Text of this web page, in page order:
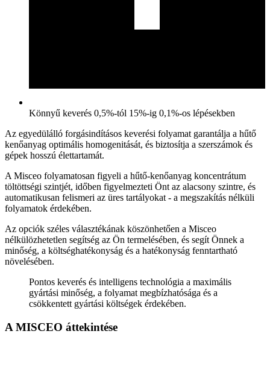
Könnyű keverés 0,5%-tól 15%-ig 0,1%-os lépésekben
Az egyedülálló forgásindításos keverési folyamat garantálja a hűtő
kenőanyag optimális homogenitását, és biztosítja a szerszámok és
gépek hosszú élettartamát.
A Misceo folyamatosan figyeli a hűtő-kenőanyag koncentrátum
töltöttségi szintjét, időben figyelmezteti Önt az alacsony szintre, és
automatikusan felismeri az üres tartályokat - a megszakítás nélküli
folyamatok érdekében.
Az opciók széles választékának köszönhetően a Misceo
nélkülözhetetlen segítség az Ön termelésében, és segít Önnek a
minőség, a költséghatékonyság és a hatékonyság fenntartható
növelésében.
Pontos keverés és intelligens technológia a maximális
gyártási minőség, a folyamat megbízhatósága és a
csökkentett gyártási költségek érdekében.
A MISCEO áttekintése